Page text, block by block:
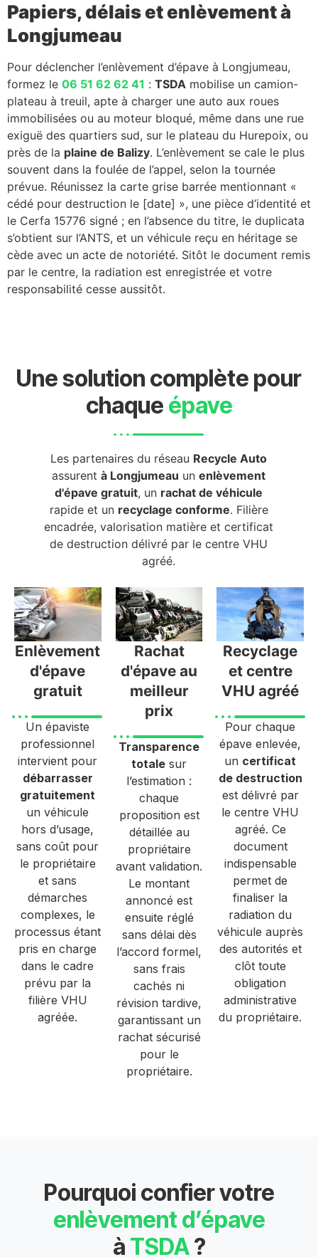
Papiers, délais et enlèvement à
Longjumeau
Pour déclencher l’enlèvement d’épave à Longjumeau,
formez le 06 51 62 62 41 : TSDA mobilise un camion-
plateau à treuil, apte à charger une auto aux roues
immobilisées ou au moteur bloqué, même dans une rue
exiguë des quartiers sud, sur le plateau du Hurepoix, ou
près de la plaine de Balizy. L’enlèvement se cale le plus
souvent dans la foulée de l’appel, selon la tournée
prévue. Réunissez la carte grise barrée mentionnant «
cédé pour destruction le [date] », une pièce d’identité et
le Cerfa 15776 signé ; en l’absence du titre, le duplicata
s’obtient sur l’ANTS, et un véhicule reçu en héritage se
cède avec un acte de notoriété. Sitôt le document remis
par le centre, la radiation est enregistrée et votre
responsabilité cesse aussitôt.
Une solution complète pour
chaque épave
Les partenaires du réseau Recycle Auto
assurentà Longjumeau unenlèvement
d'épave gratuit, un rachat de véhicule
rapide et un recyclage conforme. Filière
encadrée, valorisation matière et certificat
de destruction délivré par le centre VHU
agréé.
Enlèvement
d'épave
gratuit
Un épaviste
professionnel
intervient pour
débarrasser
gratuitement
un véhicule
hors d’usage,
sans coût pour
le propriétaire
et sans
démarches
complexes, le
processus étant
pris en charge
dans le cadre
prévu par la
filière VHU
agréée.
Rachat
d'épave au
meilleur
prix
Transparence
totale sur
l’estimation :
chaque
proposition est
détaillée au
propriétaire
avant validation.
Le montant
annoncé est
ensuite réglé
sans délai dès
l’accord formel,
sans frais
cachés ni
révision tardive,
garantissant un
rachat sécurisé
pour le
propriétaire.
Recyclage
et centre
VHU agréé
Pour chaque
épave enlevée,
un certificat
de destruction
est délivré par
le centre VHU
agréé. Ce
document
indispensable
permet de
finaliser la
radiation du
véhicule auprès
des autorités et
clôt toute
obligation
administrative
du propriétaire.
Pourquoi confier votre
enlèvement d’épave
à TSDA?